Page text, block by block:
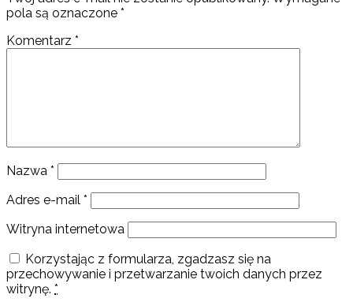
pola są oznaczone *
Komentarz *
Nazwa *
Adres e-mail *
Witryna internetowa
Korzystając z formularza, zgadzasz się na
przechowywanie i przetwarzanie twoich danych przez
witrynę. *